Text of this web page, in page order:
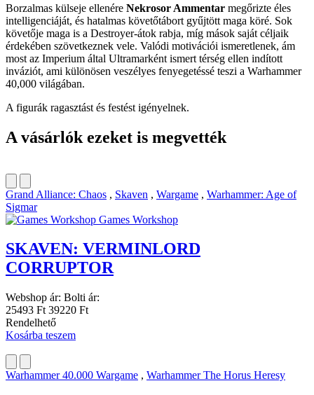
Borzalmas külseje ellenére Nekrosor Ammentar megőrizte éles
intelligenciáját, és hatalmas követőtábort gyűjtött maga köré. Sok
követője maga is a Destroyer-átok rabja, míg mások saját céljaik
érdekében szövetkeznek vele. Valódi motivációi ismeretlenek, ám
most az Imperium által Ultramarként ismert térség ellen indított
inváziót, ami különösen veszélyes fenyegetéssé teszi a Warhammer
40,000 világában.
A figurák ragasztást és festést igényelnek.
A vásárlók ezeket is megvették
Grand Alliance: Chaos , Skaven , Wargame , Warhammer: Age of
Sigmar
Games Workshop
SKAVEN: VERMINLORD
CORRUPTOR
Webshop ár: Bolti ár:
25493 Ft 39220 Ft
Rendelhető
Kosárba teszem
Warhammer 40.000 Wargame , Warhammer The Horus Heresy